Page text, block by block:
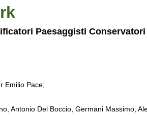
Paesaggisti Conservatori
Emilio Pace;
Antonio Del Boccio, Germani Massimo,